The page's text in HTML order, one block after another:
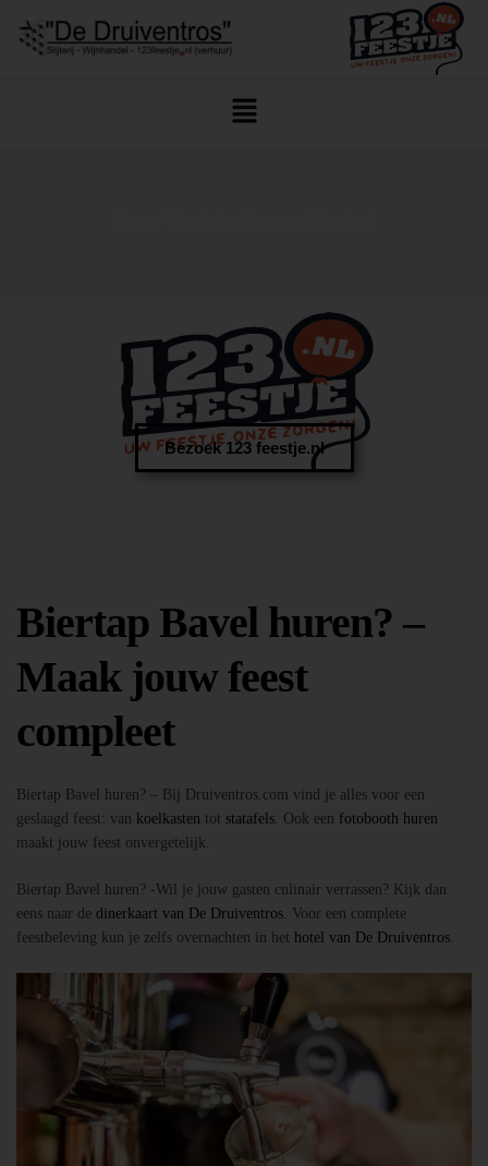
Bezoek 123 feestje.nl
Biertap Bavel huren? –
Maak jouw feest
compleet
Biertap Bavel huren? – Bij Druiventros.com vind je alles voor een
geslaagd feest: van koelkasten tot statafels. Ook een fotobooth huren
maakt jouw feest onvergetelijk.
Biertap Bavel huren? -Wil je jouw gasten culinair verrassen? Kijk dan
eens naar de dinerkaart van De Druiventros. Voor een complete
feestbeleving kun je zelfs overnachten in het hotel van De Druiventros.